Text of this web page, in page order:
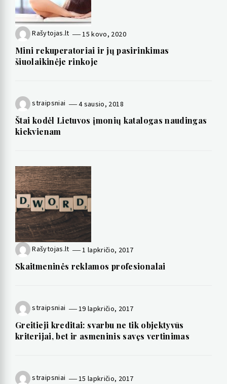
Rašytojas.lt 15 kovo, 2020
Mini rekuperatoriai ir jų pasirinkimas
šiuolaikinėje rinkoje
straipsniai 4 sausio, 2018
Štai kodėl Lietuvos įmonių katalogas naudingas
kiekvienam
Rašytojas.lt 1 lapkričio, 2017
Skaitmeninės reklamos profesionalai
straipsniai 19 lapkričio, 2017
Greitieji kreditai: svarbu ne tik objektyvūs
kriterijai, bet ir asmeninis savęs vertinimas
straipsniai 15 lapkričio, 2017